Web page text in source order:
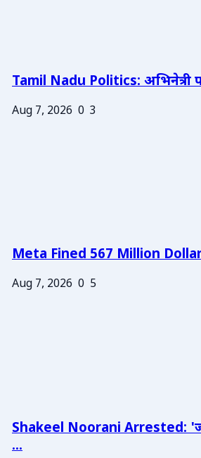
Tamil Nadu Politics: अभिनेत्री
Aug 7, 2026 0 3
Meta Fined 567 Million
Aug 7, 2026 0 5
Shakeel Noorani Arrested:
...